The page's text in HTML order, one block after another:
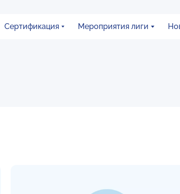
Сертификация Мероприятия лиги